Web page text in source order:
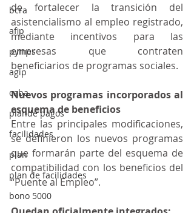
bcra
afip
pymes
agip
caba
plande pagos
facilidades
plan
plan de facilidades
bono 5000
de fortalecer la transición del
asistencialismo al empleo registrado,
mediante incentivos para las
empresas que contraten
beneficiarios de programas sociales.
Nuevos programas incorporados al
esquema de beneficios
Entre las principales modificaciones,
se definieron los nuevos programas
que formarán parte del esquema de
compatibilidad con los beneficios del
“Puente al Empleo”.